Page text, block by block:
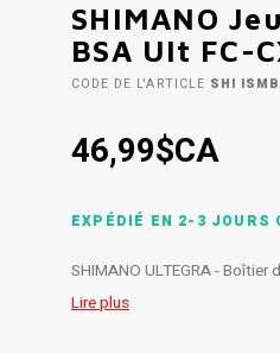
SHIMANO
BSA Ult FC-
CODE DE L'ARTICLE SHI
46,99$CA
EXPÉDIÉ EN 2-3 JOURS
SHIMANO ULTEGRA -
Lire plus